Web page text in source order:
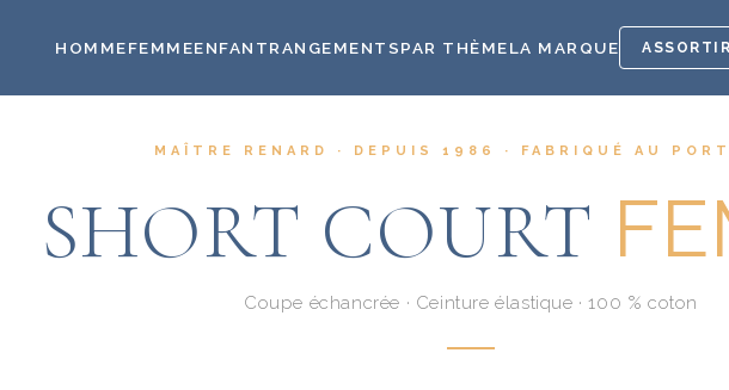
HOMMEFEMMEENFANTRANGEMENTSPAR THÈMELA MARQUE
MAÎTRE RENARD · DEPUIS 1986 · FABRIQUÉ AU
SHORT COURT
Coupe échancrée · Ceinture élastique · 100 % coton